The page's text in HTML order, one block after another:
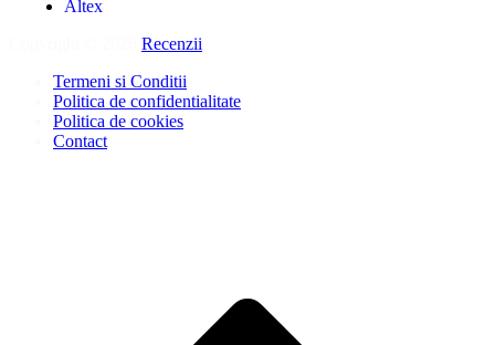
Altex
Recenzii
Termeni si Conditii
Politica de confidentialitate
Politica de cookies
Contact